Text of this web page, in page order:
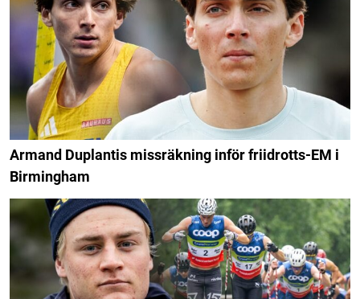
Armand Duplantis missräkning inför friidrotts-EM i
Birmingham